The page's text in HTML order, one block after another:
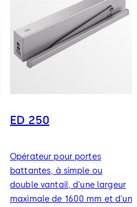
ED 250
Opérateur pour portes
battantes, à simple ou
double vantail, d'une largeur
maximale de 1600 mm et d'un